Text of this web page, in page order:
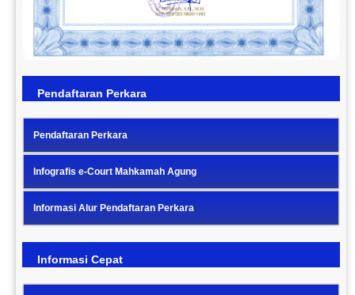
Pendaftaran Perkara
Pendaftaran Perkara
Infografis e-Court Mahkamah Agung
Informasi Alur Pendaftaran Perkara
Informasi Cepat